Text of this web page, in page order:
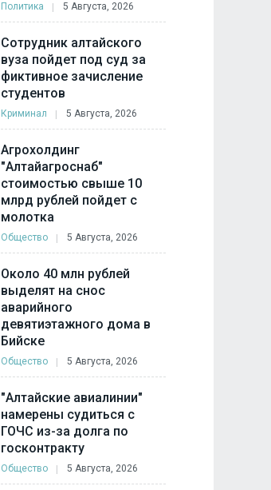
Политика 5 Августа, 2026
Сотрудник алтайского
вуза пойдет под суд за
фиктивное зачисление
студентов
Криминал 5 Августа, 2026
Агрохолдинг
"Алтайагроснаб"
стоимостью свыше 10
млрд рублей пойдет с
молотка
Общество 5 Августа, 2026
Около 40 млн рублей
выделят на снос
аварийного
девятиэтажного дома в
Бийске
Общество 5 Августа, 2026
"Алтайские авиалинии"
намерены судиться с
ГОЧС из-за долга по
госконтракту
Общество 5 Августа, 2026